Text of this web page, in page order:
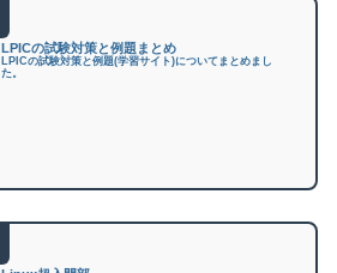
LPICの試験対策と例題まとめ
LPICの試験対策と例題(学習サイト)についてまとめまし
た。